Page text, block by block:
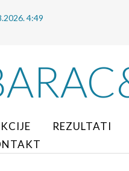
4:49
REZULTATI